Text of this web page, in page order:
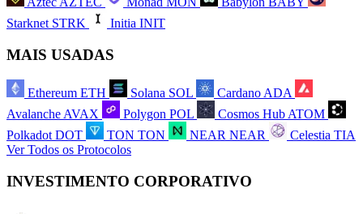
Starknet STRK Initia INIT
MAIS USADAS
Ethereum ETH Solana SOL Cardano ADA
Avalanche AVAX Polygon POL Cosmos Hub ATOM
Polkadot DOT TON TON NEAR NEAR Celestia TIA
Ver Todos os Protocolos
INVESTIMENTO CORPORATIVO